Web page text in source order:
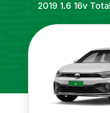
2019 1.6 16v